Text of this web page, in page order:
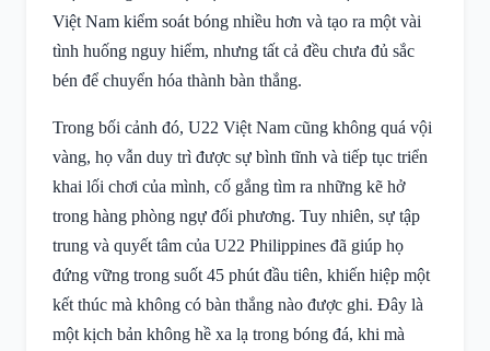
Việt Nam kiểm soát bóng nhiều hơn và tạo ra một vài
tình huống nguy hiểm, nhưng tất cả đều chưa đủ sắc
bén để chuyển hóa thành bàn thắng.
Trong bối cảnh đó, U22 Việt Nam cũng không quá vội
vàng, họ vẫn duy trì được sự bình tĩnh và tiếp tục triển
khai lối chơi của mình, cố gắng tìm ra những kẽ hở
trong hàng phòng ngự đối phương. Tuy nhiên, sự tập
trung và quyết tâm của U22 Philippines đã giúp họ
đứng vững trong suốt 45 phút đầu tiên, khiến hiệp một
kết thúc mà không có bàn thắng nào được ghi. Đây là
một kịch bản không hề xa lạ trong bóng đá, khi mà